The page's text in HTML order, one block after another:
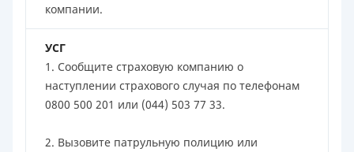
компании.
УСГ
1. Сообщите страховую компанию о
наступлении страхового случая по телефонам
0800 500 201 или (044) 503 77 33.
2. Вызовите патрульную полицию или